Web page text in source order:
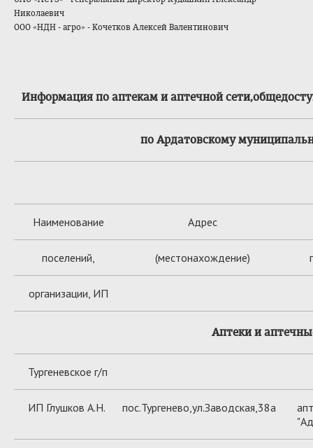
Николаевич
ООО «НДН - агро» - Кочетков Алексей Валентинович
Информация по аптекам и аптечной
по Ардатовскому
Наименование Адрес
поселений, (местонахождение)
организации, ИП
Аптеки и
Тургеневское г/п
ИП Глушков А.Н. пос.Тургенево,ул.Заводская,38а